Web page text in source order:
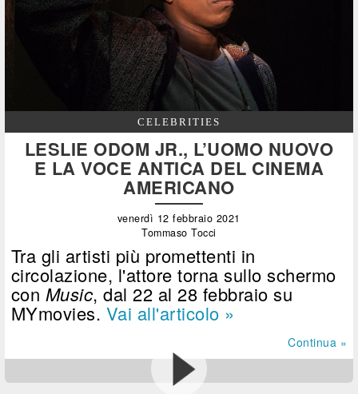
CELEBRITIES
LESLIE ODOM JR., L’UOMO NUOVO
E LA VOCE ANTICA DEL CINEMA
AMERICANO
venerdì 12 febbraio 2021
Tommaso Tocci
Tra gli artisti più promettenti in
circolazione, l'attore torna sullo schermo
con Music, dal 22 al 28 febbraio su
MYmovies. Vai all'articolo »
Continua »